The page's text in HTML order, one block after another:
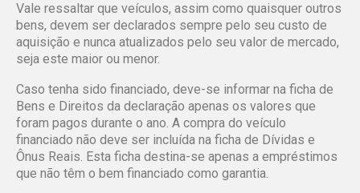
Vale ressaltar que veículos, assim como quaisquer outros
bens, devem ser declarados sempre pelo seu custo de
aquisição e nunca atualizados pelo seu valor de mercado,
seja este maior ou menor.
Caso tenha sido financiado, deve-se informar na ficha de
Bens e Direitos da declaração apenas os valores que
foram pagos durante o ano. A compra do veículo
financiado não deve ser incluída na ficha de Dívidas e
Ônus Reais. Esta ficha destina-se apenas a empréstimos
que não têm o bem financiado como garantia.